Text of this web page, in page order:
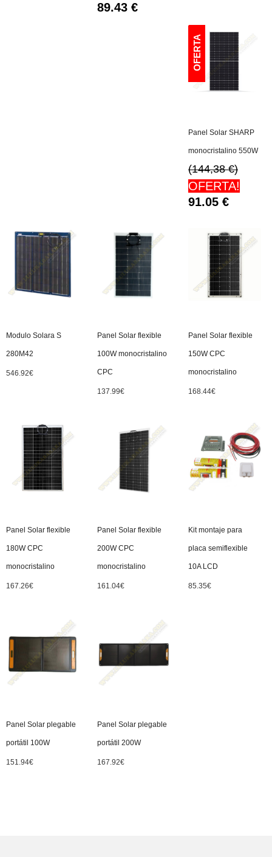
89.43 €
Panel Solar SHARP
monocristalino 550W
(144,38 €)
OFERTA!
91.05 €
Modulo Solara S
280M42
546.92€
Panel Solar flexible
100W monocristalino
CPC
137.99€
Panel Solar flexible
150W CPC
monocristalino
168.44€
Panel Solar flexible
180W CPC
monocristalino
167.26€
Panel Solar flexible
200W CPC
monocristalino
161.04€
Kit montaje para
placa semiflexible
10A LCD
85.35€
Panel Solar plegable
portátil 100W
151.94€
Panel Solar plegable
portátil 200W
167.92€